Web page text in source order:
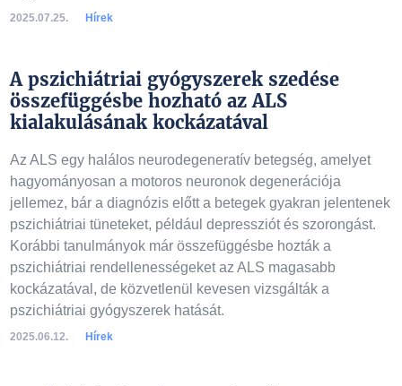
2025.07.25. Hírek
A pszichiátriai gyógyszerek szedése
összefüggésbe hozható az ALS
kialakulásának kockázatával
Az ALS egy halálos neurodegeneratív betegség, amelyet
hagyományosan a motoros neuronok degenerációja
jellemez, bár a diagnózis előtt a betegek gyakran jelentenek
pszichiátriai tüneteket, például depressziót és szorongást.
Korábbi tanulmányok már összefüggésbe hozták a
pszichiátriai rendellenességeket az ALS magasabb
kockázatával, de közvetlenül kevesen vizsgálták a
pszichiátriai gyógyszerek hatását.
2025.06.12. Hírek